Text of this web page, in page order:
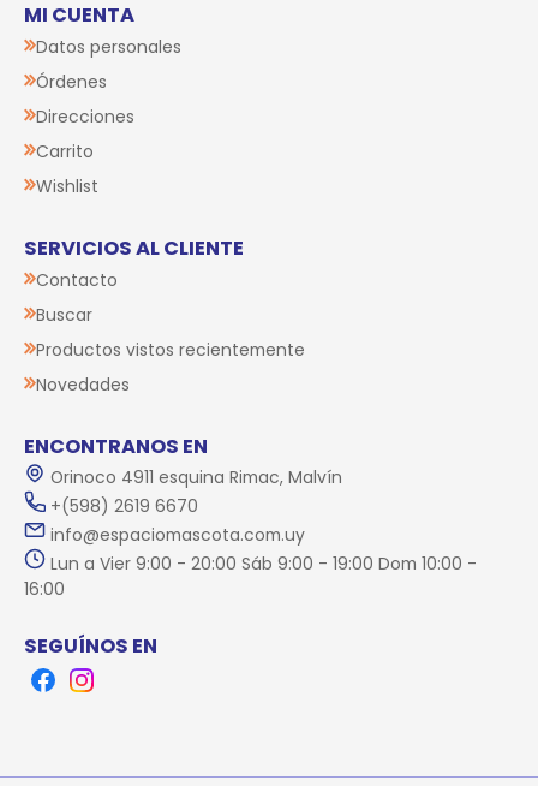
MI CUENTA
Datos personales
Órdenes
Direcciones
Carrito
Wishlist
SERVICIOS AL CLIENTE
Contacto
Buscar
Productos vistos recientemente
Novedades
ENCONTRANOS EN
Orinoco 4911 esquina Rimac, Malvín
+(598) 2619 6670
info@espaciomascota.com.uy
Lun a Vier 9:00 - 20:00 Sáb 9:00 - 19:00 Dom 10:00 -
16:00
SEGUÍNOS EN
FacebookInstagram